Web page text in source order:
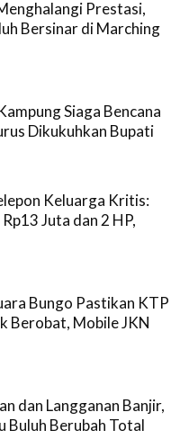
Prestasi,
Bersinar di Marching
Siaga Bencana
Dikukuhkan Bupati
Keluarga Kritis:
Juta dan 2 HP,
Bungo Pastikan KTP
Berobat, Mobile JKN
dan Langganan Banjir,
Buluh Berubah Total